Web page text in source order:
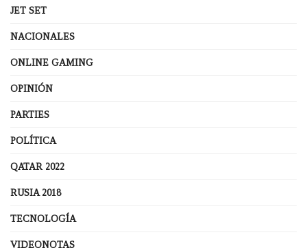
JET SET
NACIONALES
ONLINE GAMING
OPINIÓN
PARTIES
POLÍTICA
QATAR 2022
RUSIA 2018
TECNOLOGÍA
VIDEONOTAS